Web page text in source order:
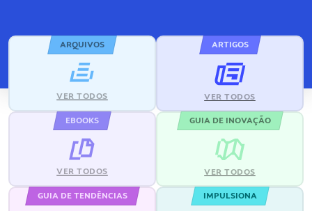
ARQUIVOS
VER TODOS
ARTIGOS
VER TODOS
EBOOKS
VER TODOS
GUIA DE INOVAÇÃO
VER TODOS
GUIA DE TENDÊNCIAS IMPULSIONA